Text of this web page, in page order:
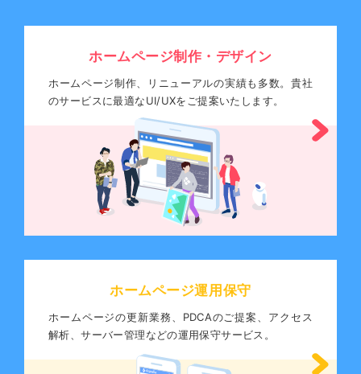
ホームページ制作・デザイン
ホームページ制作、リニューアルの実績も多数。貴社
のサービスに最適なUI/UXをご提案いたします。
ホームページ運用保守
ホームページの更新業務、PDCAのご提案、アクセス
解析、サーバー管理などの運用保守サービス。